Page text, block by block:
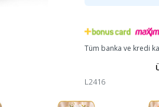
Tüm banka ve kredi
L2416